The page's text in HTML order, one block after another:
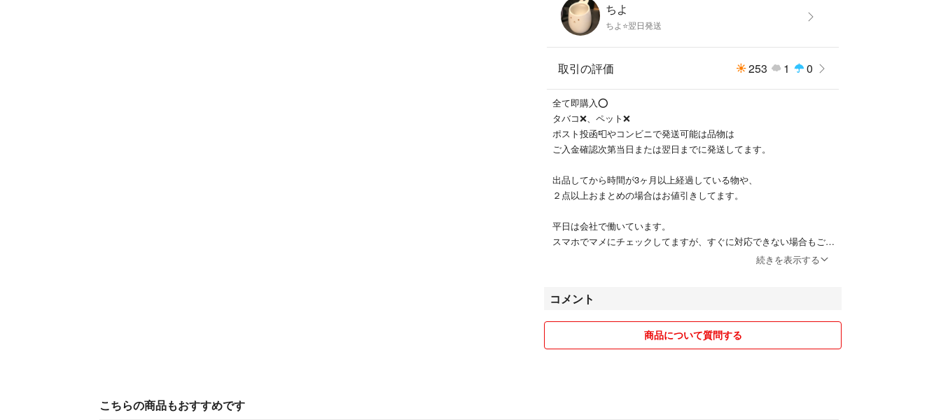
ちよ
ちよ⭐️翌日発送
取引の評価 253 1 0
全て即購入⭕️
タバコ❌、ペット❌
ポスト投函📮やコンビニで発送可能は品物は
ご入金確認次第当日または翌日までに発送してます。
出品してから時間が3ヶ月以上経過している物や、
２点以上おまとめの場合はお値引きしてます。
平日は会社で働いています。
スマホでマメにチェックしてますが、すぐに対応できない場合もござ
続きを表示する
コメント
商品について質問する
こちらの商品もおすすめです